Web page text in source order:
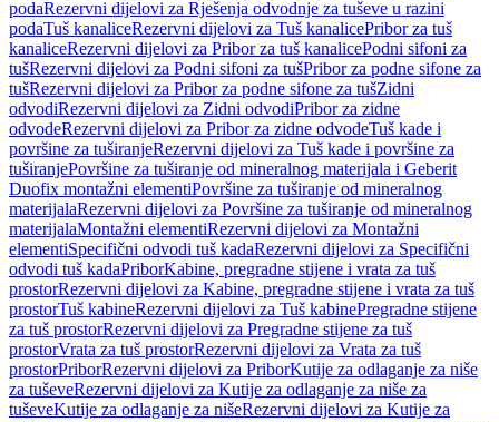
podaRezervni dijelovi za Rješenja odvodnje za tuševe u razini
podaTuš kanaliceRezervni dijelovi za Tuš kanalicePribor za tuš
kanaliceRezervni dijelovi za Pribor za tuš kanalicePodni sifoni za
tušRezervni dijelovi za Podni sifoni za tušPribor za podne sifone za
tušRezervni dijelovi za Pribor za podne sifone za tušZidni
odvodiRezervni dijelovi za Zidni odvodiPribor za zidne
odvodeRezervni dijelovi za Pribor za zidne odvodeTuš kade i
površine za tuširanjeRezervni dijelovi za Tuš kade i površine za
tuširanjePovršine za tuširanje od mineralnog materijala i Geberit
Duofix montažni elementiPovršine za tuširanje od mineralnog
materijalaRezervni dijelovi za Površine za tuširanje od mineralnog
materijalaMontažni elementiRezervni dijelovi za Montažni
elementiSpecifični odvodi tuš kadaRezervni dijelovi za Specifični
odvodi tuš kadaPriborKabine, pregradne stijene i vrata za tuš
prostorRezervni dijelovi za Kabine, pregradne stijene i vrata za tuš
prostorTuš kabineRezervni dijelovi za Tuš kabinePregradne stijene
za tuš prostorRezervni dijelovi za Pregradne stijene za tuš
prostorVrata za tuš prostorRezervni dijelovi za Vrata za tuš
prostorPriborRezervni dijelovi za PriborKutije za odlaganje za niše
za tuševeRezervni dijelovi za Kutije za odlaganje za niše za
tuševeKutije za odlaganje za nišeRezervni dijelovi za Kutije za